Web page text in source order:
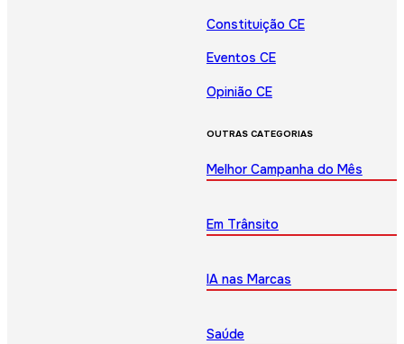
Constituição CE
Eventos CE
Opinião CE
OUTRAS CATEGORIAS
Melhor Campanha do Mês
Em Trânsito
IA nas Marcas
Saúde